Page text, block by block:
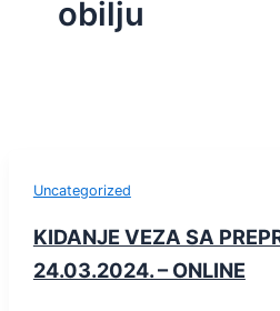
obilju
Uncategorized
KIDANJE VEZA SA
24.03.2024. – ONLINE